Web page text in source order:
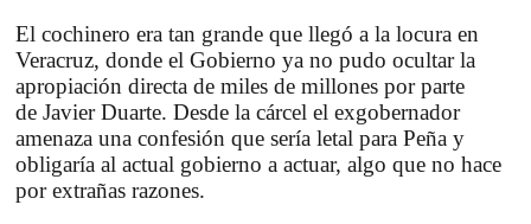
El cochinero era tan grande que llegó a la locura en
Veracruz, donde el Gobierno ya no pudo ocultar la
apropiación directa de miles de millones por parte
de Javier Duarte. Desde la cárcel el exgobernador
amenaza una confesión que sería letal para Peña y
obligaría al actual gobierno a actuar, algo que no hace
por extrañas razones.